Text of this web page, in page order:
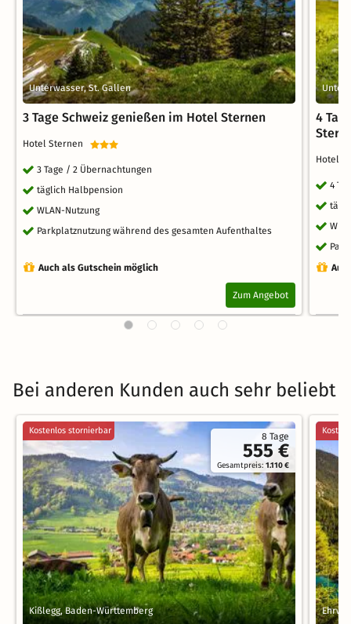
Unterwasser, St. Gallen
3 Tage Schweiz genießen im Hotel Sternen
Hotel Sternen
3 Tage / 2 Übernachtungen
täglich Halbpension
WLAN-Nutzung
Parkplatznutzung während des gesamten Aufenthaltes
Auch als Gutschein möglich
Zum Angebot
4
Hotel
4
Bei anderen Kunden auch sehr beliebt
8 Tage
555 €
Gesamtpreis:1.110 €
Kostenlos stornierbar
Kißlegg, Baden-Württemberg